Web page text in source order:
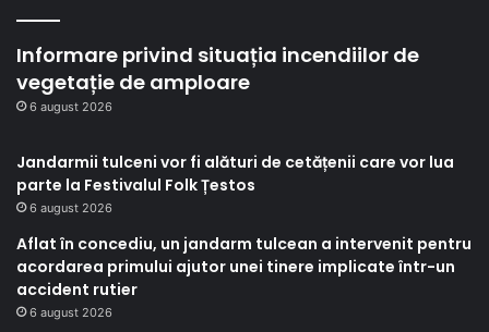
Informare privind situația incendiilor de
vegetație de amploare
6 august 2026
Jandarmii tulceni vor fi alături de cetățenii care vor lua
parte la Festivalul Folk Țestos
6 august 2026
Aflat în concediu, un jandarm tulcean a intervenit pentru
acordarea primului ajutor unei tinere implicate într-un
accident rutier
6 august 2026